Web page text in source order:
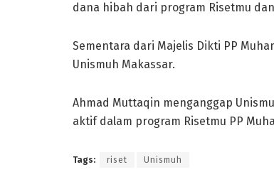
dana hibah dari program Risetmu
Sementara dari Majelis Dikti PP
Unismuh Makassar.
Ahmad Muttaqin menganggap
aktif dalam program Risetmu PP
Tags: riset Unismuh